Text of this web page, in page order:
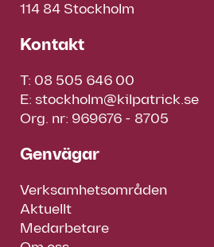
114 84 Stockholm
Kontakt
T: 08 505 646 00
E: stockholm@kilpatrick.se
Org. nr: 969676 - 8705
Genvägar
Verksamhetsområden
Aktuellt
Medarbetare